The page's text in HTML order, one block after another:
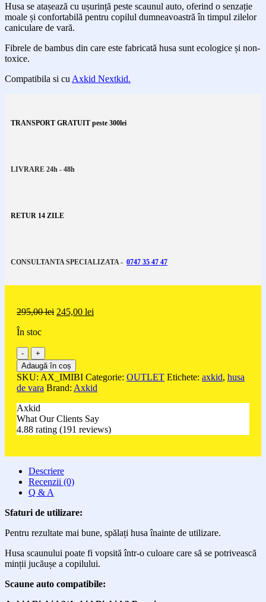
Husa se atașează cu ușurință peste scaunul auto, oferind o senzație
moale și confortabilă pentru copilul dumneavoastră în timpul zilelor
caniculare de vară.
Fibrele de bambus din care este fabricată husa sunt ecologice și non-
toxice.
Compatibila si cu Axkid Nextkid.
TRANSPORT GRATUIT peste 300lei
LIVRARE 24h - 48h
RETUR 14 ZILE
CONSULTANTA SPECIALIZATA - 0747 35 47 47
295,00lei Prețul
245,00 lei
În stoc
Cantitate
OUTLET
Husa
de
vara
din
bambus
Bigkid
2
Nextkid
Adaugă în coș
SKU: AX_IMIBI Categorie: OUTLET Etichete: axkid, husa
de vara Brand: Axkid
Axkid
What Our Clients Say
4.88 rating (191 reviews)
Descriere
Recenzii (0)
Q & A
Sfaturi de utilizare:
Pentru rezultate mai bune, spălați husa înainte de utilizare.
Husa scaunului poate fi vopsită într-o culoare care să se potrivească
minții jucăușe a copilului.
Scaune auto compatibile: